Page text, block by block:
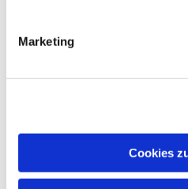
Marketing
Cookies